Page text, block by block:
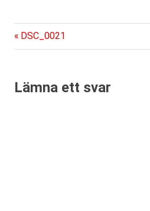
Inläggsnavigering
Föregående
inlägg:
DSC_0021
Lämna ett svar